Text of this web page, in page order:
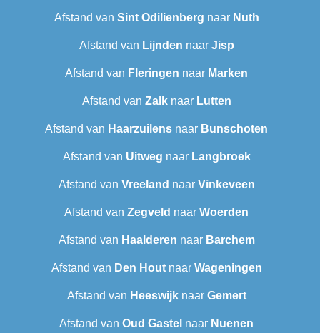
Afstand van Sint Odilienberg naar Nuth
Afstand van Lijnden naar Jisp
Afstand van Fleringen naar Marken
Afstand van Zalknaar Lutten
Afstand van Haarzuilens naar Bunschoten
Afstand van Uitweg naar Langbroek
Afstand van Vreeland naar Vinkeveen
Afstand van Zegveld naar Woerden
Afstand van Haalderen naar Barchem
Afstand van Den Houtnaar Wageningen
Afstand van Heeswijknaar Gemert
Afstand van Oud Gastel naar Nuenen